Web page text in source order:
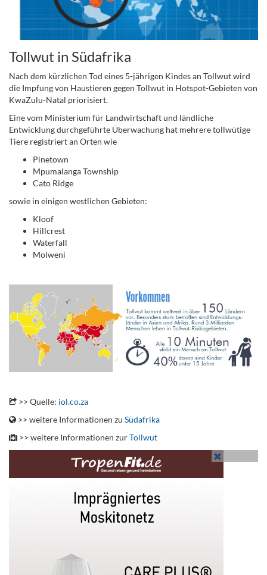
Tollwut in Südafrika
Nach dem kürzlichen Tod eines 5-jährigen Kindes an Tollwut wird
die Impfung von Haustieren gegen Tollwut in Hotspot-Gebieten von
KwaZulu-Natal priorisiert.
Eine vom Ministerium für Landwirtschaft und ländliche
Entwicklung durchgeführte Überwachung hat mehrere tollwütige
Tiere registriert an Orten wie
Pinetown
Mpumalanga Township
Cato Ridge
sowie in einigen westlichen Gebieten:
Kloof
Hillcrest
Waterfall
Molweni
>> Quelle: iol.co.za
>> weitere Informationen zu Südafrika
>> weitere Informationen zurTollwut